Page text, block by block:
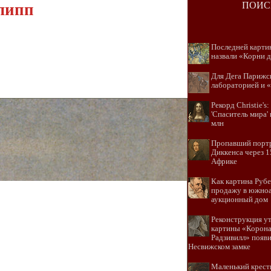
Последней
назвали «Корни
Для Дега
лабораторией и
Рекорд
'Спаситель мира'
млн
Пропавший
Диккенса через
Африке
Как картина
продажу в
аукционный дом
Реконструкция
картины
Радзивилл»
Несвижском замке
Маленький